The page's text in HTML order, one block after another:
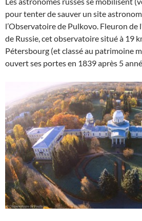
pour tenter de sauver un site
l’Observatoire de Pulkovo. Fleuron de
de Russie, cet observatoire situé à 19
Pétersbourg (et classé au patrimoine
ouvert ses portes en 1839 après 5